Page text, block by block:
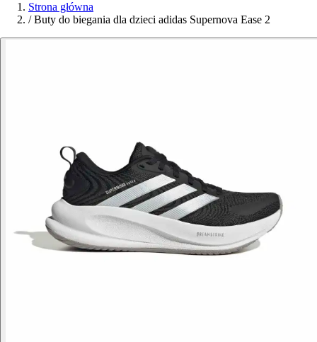
Strona główna
/ Buty do biegania dla dzieci adidas Supernova Ease 2